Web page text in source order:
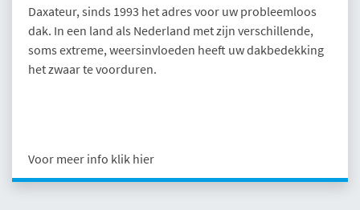
Daxateur, sinds 1993 het adres voor uw probleemloos
dak. In een land als Nederland met zijn verschillende,
soms extreme, weersinvloeden heeft uw dakbedekking
het zwaar te voorduren.
Voor meer info klik hier